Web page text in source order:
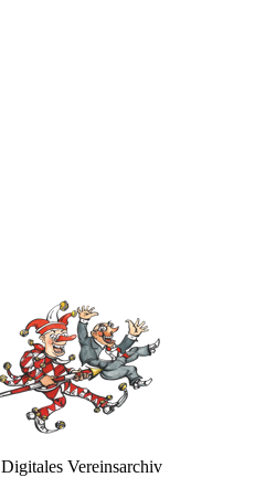
Digitales Vereinsarchiv